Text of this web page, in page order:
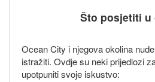
Što posjetiti u
Ocean City i njegova okolina
istražiti. Ovdje su neki prijedlozi
upotpuniti svoje iskustvo: